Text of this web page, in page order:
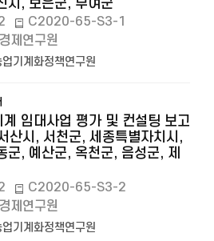
시, 보은군, 부여군
C2020-65-S3-1
제연구원
기계화정책연구원
계 임대사업 평가 및 컨설팅 보고
산시, 서천군, 세종특별자치시,
군, 예산군, 옥천군, 음성군, 제
C2020-65-S3-2
제연구원
기계화정책연구원